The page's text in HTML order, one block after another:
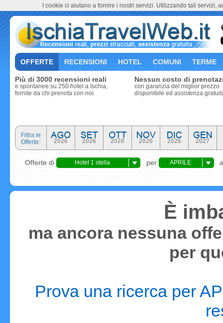
OFFERTE RECENSIONI HOTEL COMUNI TERME
Più di 3000 recensioni reali
e spontanee su 250 hotel a Ischia,
fornite da chi prenota con noi.
Nessun costo di
con garanzia del miglior prezzo
disponibile ed assistenza
Filtra le
Offerte:
2026 2026 2026 2026 2026 2027
Offerte di Hotel 1 stella per APRILE
È
ma ancora nessuna
per
Prova una ricerca per
I cookie ci aiutano a fornire i nostri servizi. Utilizzando tali servizi,